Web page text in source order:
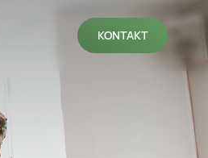
NAVIGATION WIEDERHOLENKONTAKT